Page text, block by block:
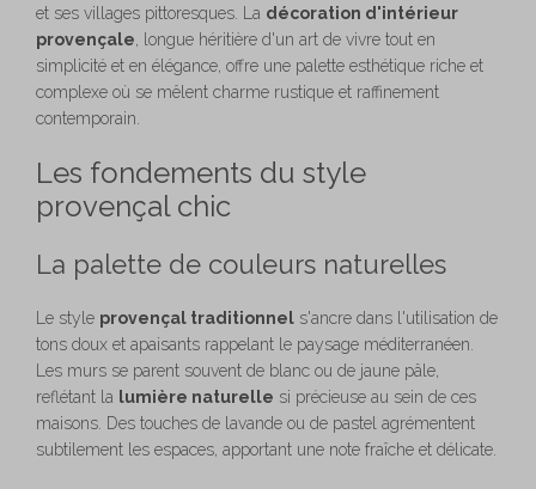
et ses villages pittoresques. La décoration d'intérieur
provençale , longue héritière d'un art de vivre tout en
simplicité et en élégance, offre une palette esthétique riche et
complexe où se mêlent charme rustique et raffinement
contemporain.
Les fondements du style
provençal chic
La palette de couleurs naturelles
Le style provençal traditionnel s'ancre dans l'utilisation de
tons doux et apaisants rappelant le paysage méditerranéen.
Les murs se parent souvent de blanc ou de jaune pâle,
reflétant la lumière naturelle si précieuse au sein de ces
maisons. Des touches de lavande ou de pastel agrémentent
subtilement les espaces, apportant une note fraîche et délicate.